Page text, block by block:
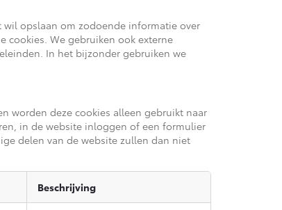
wil opslaan om zodoende informatie over
cookies. We gebruiken ook externe
In het bijzonder gebruiken we
worden deze cookies alleen gebruikt naar
in de website inloggen of een formulier
delen van de website zullen dan niet
Beschrijving